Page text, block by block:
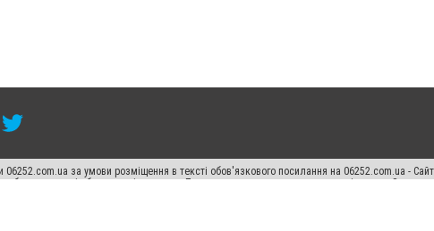
06252.com.ua за умови розміщення в тексті обов'язкового посилання на 06252.com.ua -
абзацу в тексті або в якості джерела. Порушення виняткових прав переслідується Законом.